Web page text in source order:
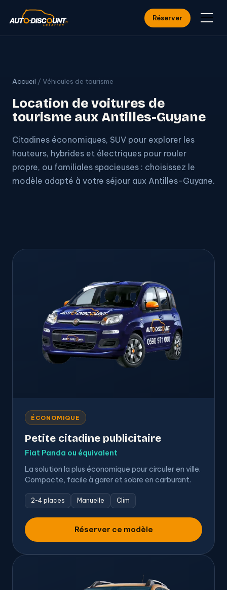
Réserver
Accueil / Véhicules de tourisme
Location de voitures de
tourisme aux Antilles-Guyane
Citadines économiques, SUV pour explorer les
hauteurs, hybrides et électriques pour rouler
propre, ou familiales spacieuses : choisissez le
modèle adapté à votre séjour aux Antilles-Guyane.
ÉCONOMIQUE
Petite citadine publicitaire
Fiat Panda ou équivalent
La solution la plus économique pour circuler en ville.
Compacte, facile à garer et sobre en carburant.
2-4 places Manuelle Clim
Réserver ce modèle